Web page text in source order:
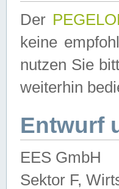
Der
keine
nutzen Sie
weiterhin
Entwurf
EES GmbH
Sektor F,